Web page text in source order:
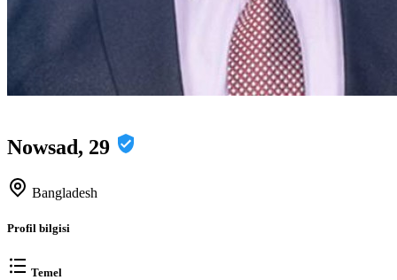
Nowsad, 29
Bangladesh
Profil bilgisi
Temel